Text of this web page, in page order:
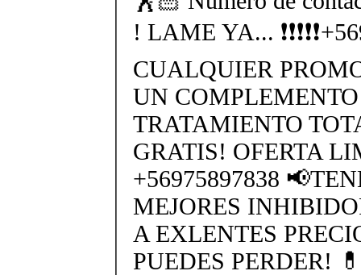
! LAME YA...
CUALQUIER
UN
TRATAMIENTO
GRATIS! OFERTA
+56975897838
MEJORES
A EXLENTES
PUEDES PERDER!